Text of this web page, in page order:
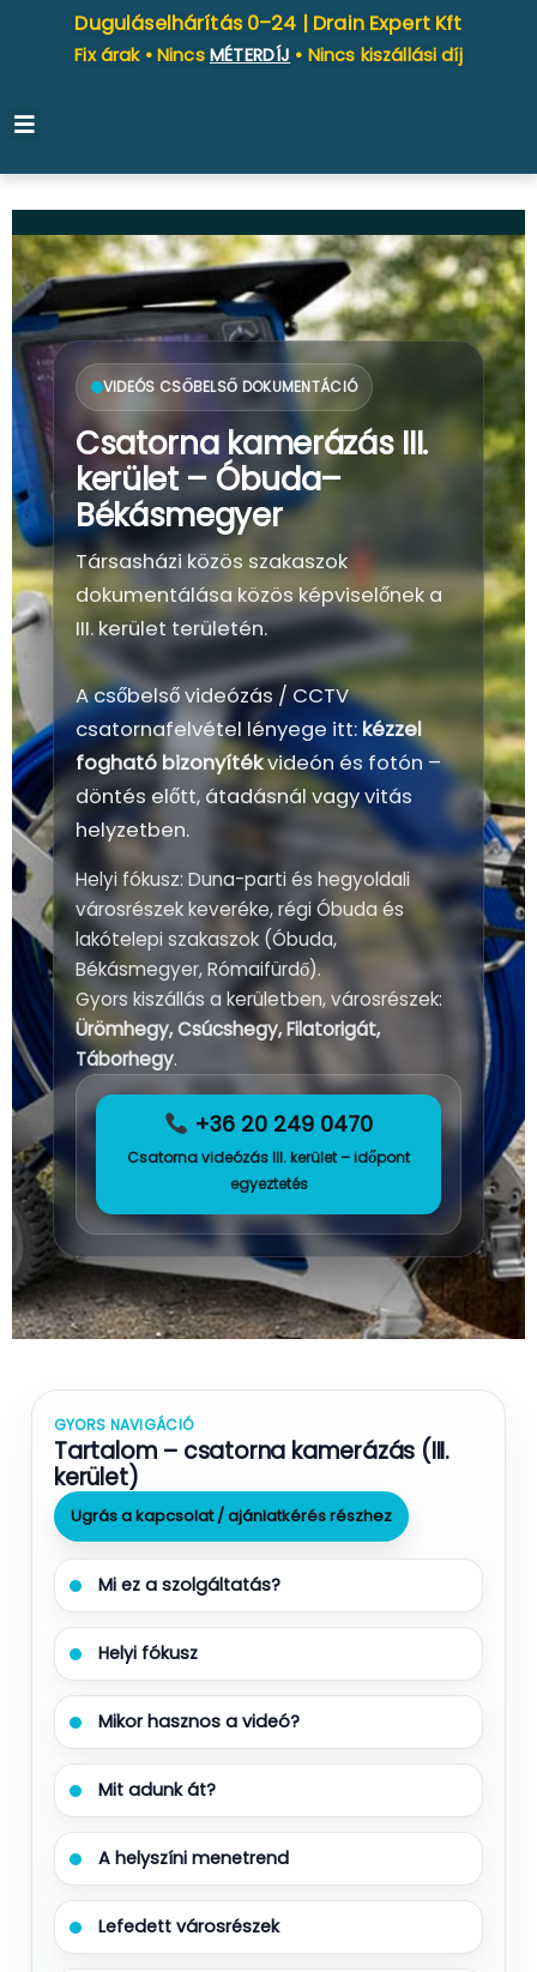
Duguláselhárítás 0–24 | Drain Expert Kft
Fix árak • Nincs MÉTERDÍJ • Nincs kiszállási díj
VIDEÓS CSŐBELSŐ DOKUMENTÁCIÓ
Csatorna kamerázás III.
kerület – Óbuda–
Békásmegyer
Társasházi közös szakaszok
dokumentálása közös képviselőnek a
III. kerület területén.
A csőbelső videózás / CCTV
csatornafelvétel lényege itt: kézzel
fogható bizonyítékvideón és fotón –
döntés előtt, átadásnál vagy vitás
helyzetben.
Helyi fókusz: Duna-parti és hegyoldali
városrészek keveréke, régi Óbuda és
lakótelepi szakaszok (Óbuda,
Békásmegyer, Rómaifürdő).
Gyors kiszállás a kerületben, városrészek:
Ürömhegy, Csúcshegy, Filatorigát,
Táborhegy.
+36 20 249 0470
Csatorna videózás III. kerület – időpont
egyeztetés
GYORS NAVIGÁCIÓ
Tartalom – csatorna kamerázás (III.
kerület)
Ugrás a kapcsolat / ajánlatkérés részhez
Mi ez a szolgáltatás?
Helyi fókusz
Mikor hasznos a videó?
Mit adunk át?
A helyszíni menetrend
Lefedett városrészek